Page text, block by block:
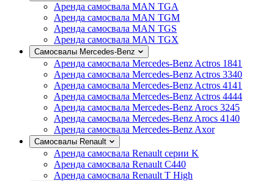
Аренда самосвала MAN TGA
Аренда самосвала MAN TGM
Аренда самосвала MAN TGS
Аренда самосвала MAN TGX
Самосвалы Mercedes-Benz
Аренда самосвала Mercedes-Benz Actros 1841
Аренда самосвала Mercedes-Benz Actros 3340
Аренда самосвала Mercedes-Benz Actros 4141
Аренда самосвала Mercedes-Benz Actros 4444
Аренда самосвала Mercedes-Benz Arocs 3245
Аренда самосвала Mercedes-Benz Arocs 4140
Аренда самосвала Mercedes-Benz Axor
Самосвалы Renault
Аренда самосвала Renault серии K
Аренда самосвала Renault C440
Аренда самосвала Renault T High